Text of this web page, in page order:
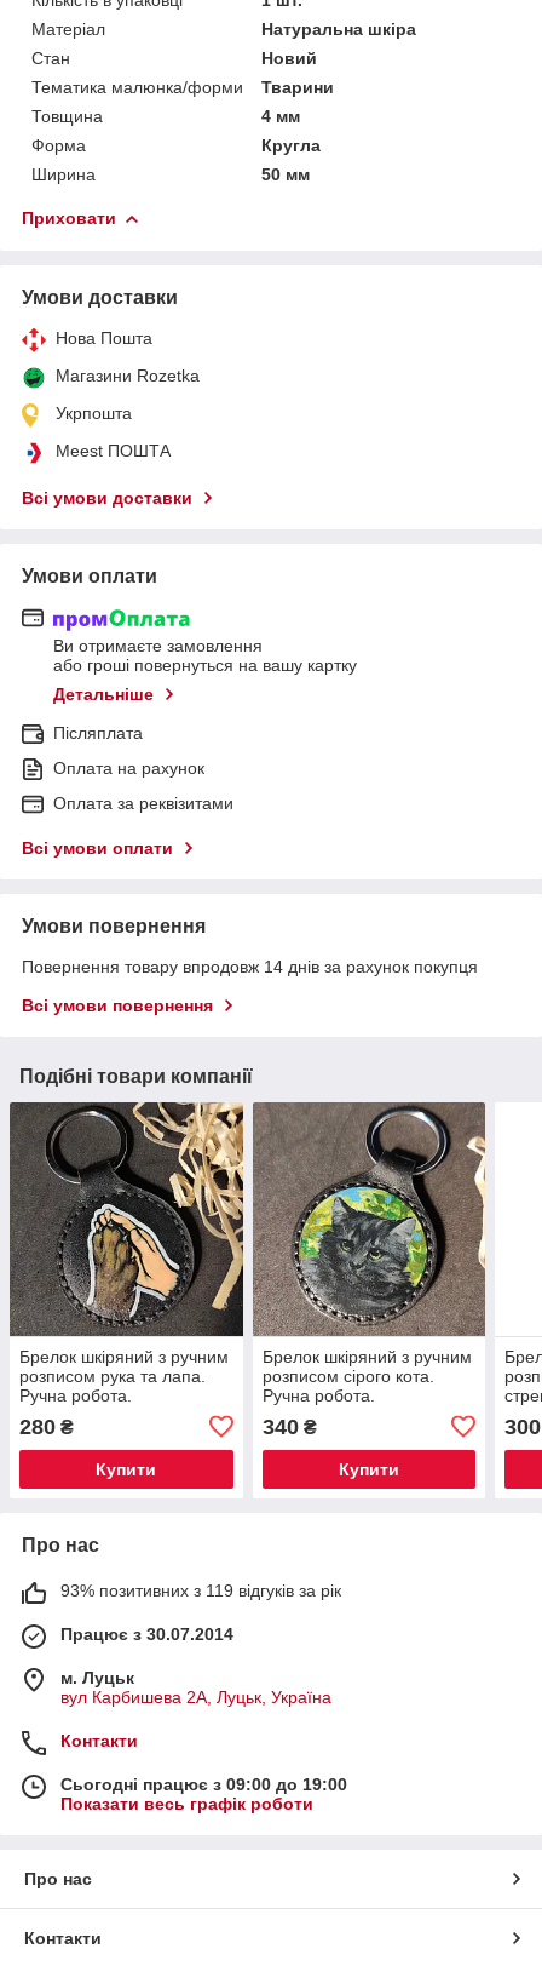
Матеріал
Натуральна шкіра
Стан
Новий
Тематика малюнка/форми
Тварини
Товщина
4 мм
Форма
Кругла
Ширина
50 мм
Приховати
Умови доставки
Нова Пошта
Магазини Rozetka
Укрпошта
Meest ПОШТА
Всі умови доставки
Умови оплати
Ви отримаєте замовлення
або гроші повернуться на вашу картку
Детальніше
Післяплата
Оплата на рахунок
Оплата за реквізитами
Всі умови оплати
Умови повернення
Повернення товару впродовж 14 днів за рахунок покупця
Всі умови повернення
Подібні товари компанії
Брелок шкіряний з ручним
розписом рука та лапа.
Ручна робота.
280 ₴
Купити
Брелок шкіряний з ручним
розписом сірого кота.
Ручна робота.
340₴
Купити
300
Про нас
93% позитивних з 119 відгуків за рік
Працює з 30.07.2014
м. Луцьк
вул Карбишева 2А, Луцьк, Україна
Контакти
Сьогодні працює з 09:00 до 19:00
Показати весь графік роботи
Про нас
Контакти